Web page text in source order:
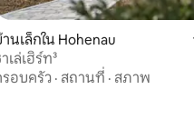
จาก 5, 10 รีวิว
นเล็กใน Hohenau
เล่เฮิร์ท³
อบครัว · สถานที่ · สภาพ